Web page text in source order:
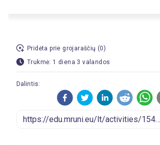
Pridėta prie grojaraščių (0)
Trukmė: 1 diena 3 valandos
Dalintis: